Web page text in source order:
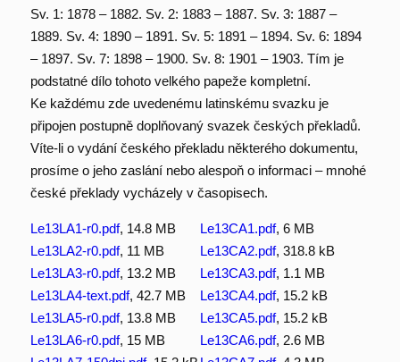
Sv. 1: 1878 – 1882. Sv. 2: 1883 – 1887. Sv. 3: 1887 –
1889. Sv. 4: 1890 – 1891. Sv. 5: 1891 – 1894. Sv. 6: 1894
– 1897. Sv. 7: 1898 – 1900. Sv. 8: 1901 – 1903. Tím je
podstatné dílo tohoto velkého papeže kompletní.
Ke každému zde uvedenému latinskému svazku je
připojen postupně doplňovaný svazek českých překladů.
Víte-li o vydání českého překladu některého dokumentu,
prosíme o jeho zaslání nebo alespoň o informaci – mnohé
české překlady vycházely v časopisech.
Le13LA1-r0.pdf, 14.8 MB Le13CA1.pdf, 6 MB
Le13LA2-r0.pdf, 11 MB Le13CA2.pdf, 318.8 kB
Le13LA3-r0.pdf, 13.2 MB Le13CA3.pdf, 1.1 MB
Le13LA4-text.pdf, 42.7 MB Le13CA4.pdf, 15.2 kB
Le13LA5-r0.pdf, 13.8 MB Le13CA5.pdf, 15.2 kB
Le13LA6-r0.pdf, 15 MB Le13CA6.pdf, 2.6 MB